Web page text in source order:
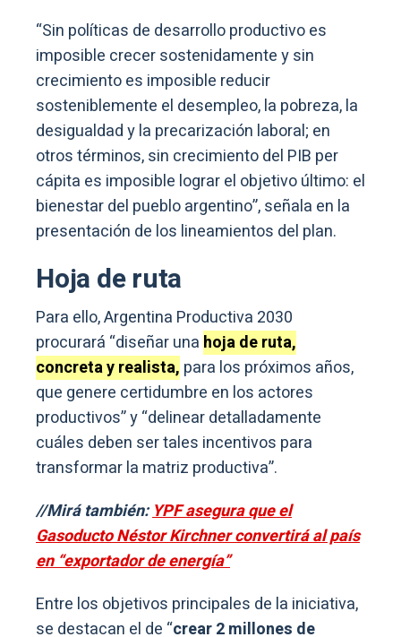
“Sin políticas de desarrollo productivo es
imposible crecer sostenidamente y sin
crecimiento es imposible reducir
sosteniblemente el desempleo, la pobreza, la
desigualdad y la precarización laboral; en
otros términos, sin crecimiento del PIB per
cápita es imposible lograr el objetivo último: el
bienestar del pueblo argentino”, señala en la
presentación de los lineamientos del plan.
Hoja de ruta
Para ello, Argentina Productiva 2030
procurará “diseñar una hoja de ruta,
concreta y realista, para los próximos años,
que genere certidumbre en los actores
productivos” y “delinear detalladamente
cuáles deben ser tales incentivos para
transformar la matriz productiva”.
//Mirá también:YPF asegura que el
Gasoducto Néstor Kirchner convertirá al país
en “exportador de energía”
Entre los objetivos principales de la iniciativa,
se destacan el de “crear 2 millones de